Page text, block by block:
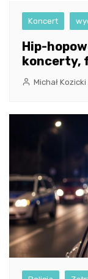
Koncert
Hip-
koncerty,
Michał Kozicki